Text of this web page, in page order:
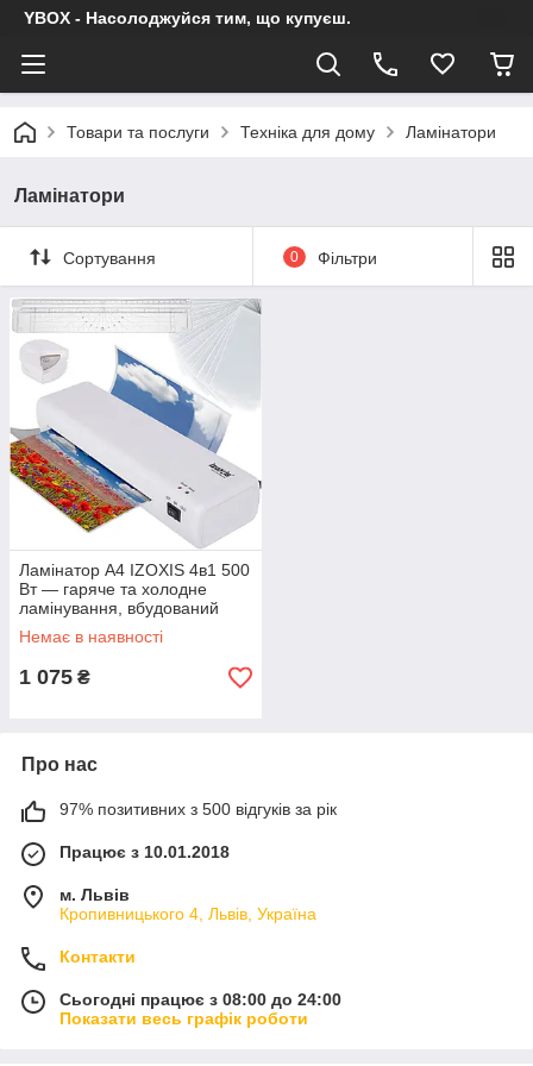
YBOX - Насолоджуйся тим, що купуєш.
Товари та послуги Техніка для дому Ламінатори
Ламінатори
Сортування 0 Фільтри
Ламінатор A4 IZOXIS 4в1 500
Вт — гаряче та холодне
ламінування, вбудований
тример і закруглювач кутів +
60 плівок у комплекті
Немає в наявності
1 075 ₴
Про нас
97% позитивних з 500 відгуків за рік
Працює з 10.01.2018
м. Львів
Кропивницького 4, Львів, Україна
Контакти
Сьогодні працює з 08:00 до 24:00
Показати весь графік роботи